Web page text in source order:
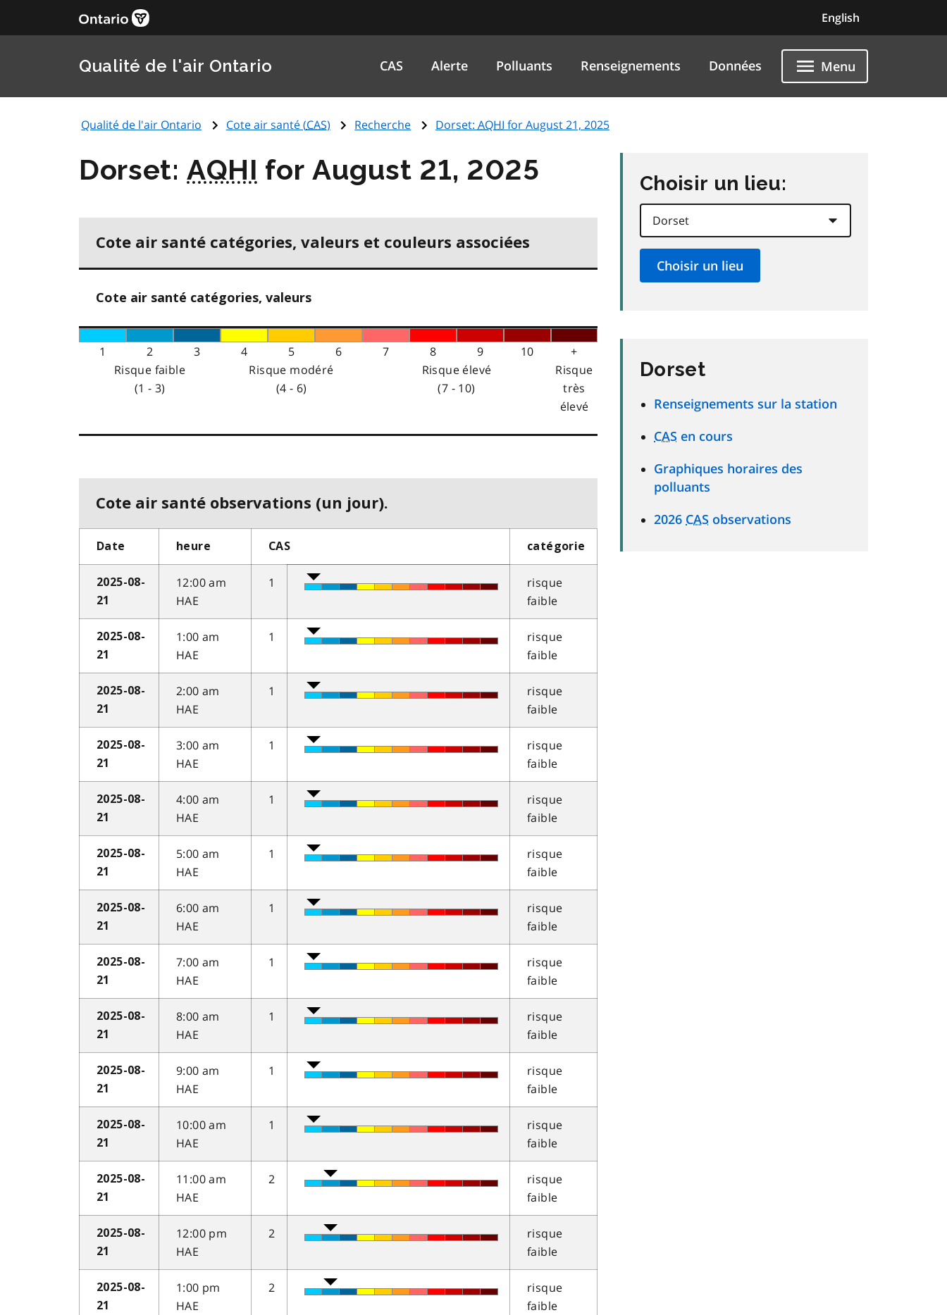
English
Qualité de l'air Ontario CAS Alerte Polluants Renseignements Données Menu
Qualité de l'air Ontario Cote air santé (CAS) Recherche Dorset: AQHI for August 21, 2025
Dorset:AQHI for August 21, 2025
Cote air santé catégories, valeurs et couleurs associées
Cote air santé catégories, valeurs
1 2 3 4 5 6 7 8 9 10
+
Risque faible
(1 - 3)
Risque modéré
(4 - 6)
Risque élevé
(7 - 10)
Risque
très
élevé
Cote air santé observations (un jour).
Date heure CAS catégorie
2025-08-
21
12:00 am
HAE
1
risque
faible
2025-08-
21
1:00 am
HAE
1
risque
faible
2025-08-
21
2:00 am
HAE
1
risque
faible
2025-08-
21
3:00 am
HAE
1
risque
faible
2025-08-
21
4:00 am
HAE
1
risque
faible
2025-08-
21
5:00 am
HAE
1
risque
faible
2025-08-
21
6:00 am
HAE
1
risque
faible
2025-08-
21
7:00 am
HAE
1
risque
faible
2025-08-
21
8:00 am
HAE
1
risque
faible
2025-08-
21
9:00 am
HAE
1
risque
faible
2025-08-
21
10:00 am
HAE
1
risque
faible
2025-08-
21
11:00 am
HAE
2
risque
faible
2025-08-
21
12:00 pm
HAE
2
risque
faible
2025-08-
21
1:00 pm
HAE
2
risque
faible
Choisir un lieu:
Dorset
Renseignements sur la station
CAS en cours
Graphiques horaires des
polluants
2026 CAS observations